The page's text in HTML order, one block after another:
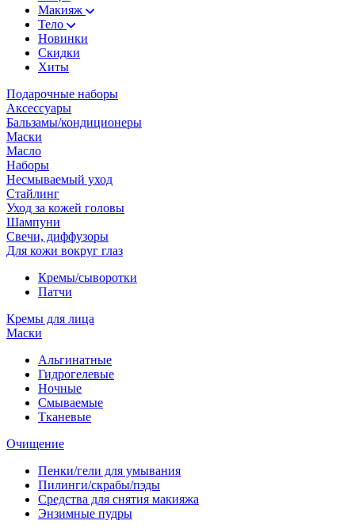
Макияж
Тело
Новинки
Скидки
Хиты
Подарочные наборы
Аксессуары
Бальзамы/кондиционеры
Маски
Масло
Наборы
Несмываемый уход
Стайлинг
Уход за кожей головы
Шампуни
Свечи, диффузоры
Для кожи вокруг глаз
Кремы/сыворотки
Патчи
Кремы для лица
Маски
Альгинатные
Гидрогелевые
Ночные
Смываемые
Тканевые
Очищение
Пенки/гели для умывания
Пилинги/скрабы/пэды
Средства для снятия макияжа
Энзимные пудры